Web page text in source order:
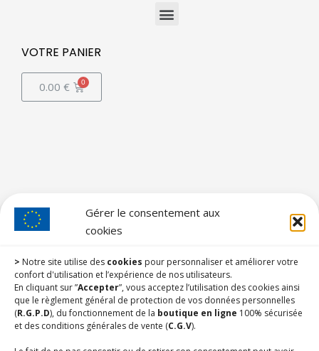
Gérer le consentement aux
cookies
> Notre site utilise des cookies pour personnaliser et améliorer votre
confort d'utilisation et l’expérience de nos utilisateurs.
En cliquant sur ”Accepter”, vous acceptez l’utilisation des cookies ainsi
que le règlement général de protection de vos données personnelles
(R.G.P.D), du fonctionnement de la boutique en ligne 100% sécurisée
et des conditions générales de vente (C.G.V).
VOTRE PANIER
0.00 €